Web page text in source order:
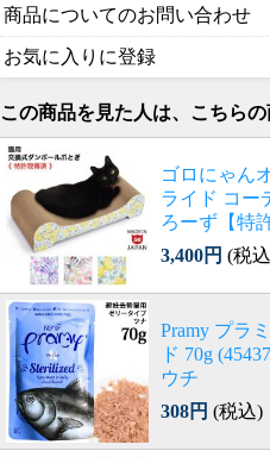
商品についてのお問い合わせ
お気に入りに登録
この商品を見た人は、こちら
ゴロにゃん
ライド コー
ろーず【特
3,400円 (税
Pramy プラ
ド 70g
ウチ
308円 (税込)